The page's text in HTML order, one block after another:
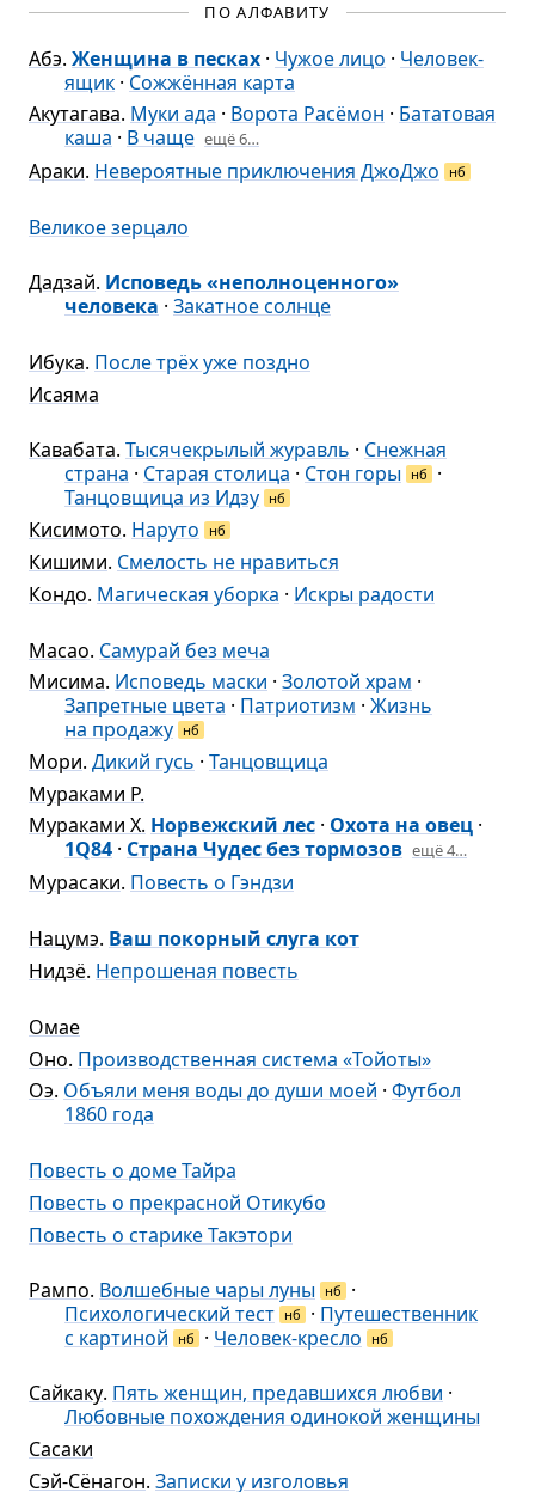
ПО АЛФАВИТУ
Абэ. Женщина в песках · Чужое лицо · Человек-
ящик · Сожжённая карта
Акутагава. Муки ада · Ворота Расёмон · Бататовая
каша · В чаще ещё 6…
Араки. Невероятные приключения ДжоДжо нб
Великое зерцало
Дадзай. Исповедь «неполноценного»
человека · Закатное солнце
Ибука. После трёх уже поздно
Исаяма
Кавабата. Тысячекрылый журавль · Снежная
страна · Старая столица · Стон горы нб
·
Танцовщица из Идзу нб
Кисимото. Наруто нб
Кишими. Смелость не нравиться
Кондо. Магическая уборка · Искры радости
Масао. Самурай без меча
Мисима. Исповедь маски · Золотой храм ·
Запретные цвета · Патриотизм · Жизнь
на продажу нб
Мори. Дикий гусь · Танцовщица
Мураками Р.
Мураками Х. Норвежский лес · Охота на овец ·
1Q84 · Страна Чудес без тормозов ещё 4…
Мурасаки. Повесть о Гэндзи
Нацумэ. Ваш покорный слуга кот
Нидзё. Непрошеная повесть
Омае
Оно. Производственная система «Тойоты»
Оэ. Объяли меня воды до души моей · Футбол
1860 года
Повесть о доме Тайра
Повесть о прекрасной Отикубо
Повесть о старике Такэтори
Рампо. Волшебные чары луны нб
·
Психологический тест нб · Путешественник
с картиной
нб · Человек-кресло нб
Сайкаку. Пять женщин, предавшихся любви ·
Любовные похождения одинокой женщины
Сасаки
Сэй-Сёнагон. Записки у изголовья